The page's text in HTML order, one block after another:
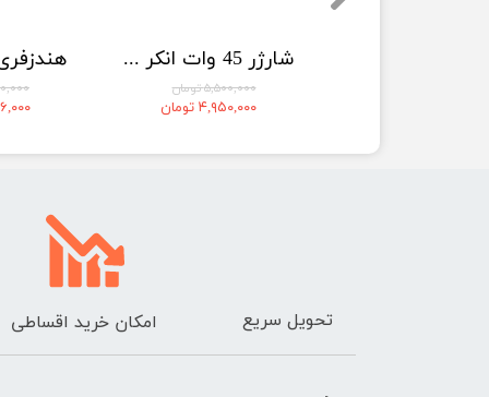
شارژر 45 وات انکر Anker Nano Charger 45W Foldable 180° مدل A121D
۵,۵۰۰,۰۰۰ تومان
۴,۹۵۰,۰۰۰ تومان
تحویل سریع امکان خرید اقساطی